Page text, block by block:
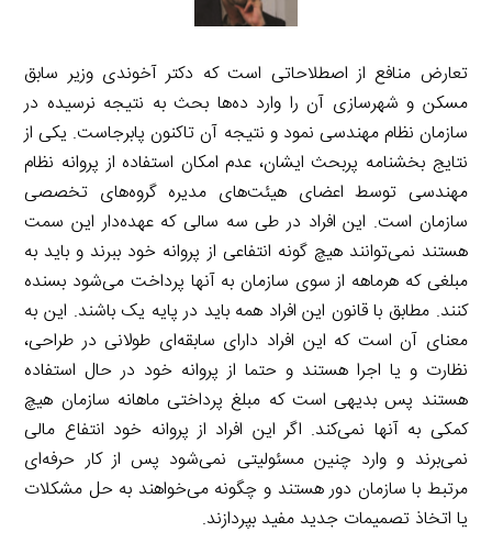
تعارض منافع از اصطلاحاتی است که دکتر آخوندی وزیر سابق
مسکن و شهرسازی آن را وارد ده‌ها بحث به نتیجه نرسیده در
سازمان نظام مهندسی نمود و نتیجه آن تاکنون پابرجاست. یکی از
نتایج بخشنامه پربحث ایشان، عدم امکان استفاده از پروانه نظام
مهندسی توسط اعضای هیئت‌های مدیره گروه‌های تخصصی
سازمان است. این افراد در طی سه سالی که عهده‌دار این سمت
هستند نمی‌توانند هیچ گونه انتفاعی از پروانه خود ببرند و باید به
مبلغی که هرماهه از سوی سازمان به آنها پرداخت می‌شود بسنده
کنند. مطابق با قانون این افراد همه باید در پایه یک باشند. این به
معنای آن است که این افراد دارای سابقه‌ای طولانی در طراحی،
نظارت و یا اجرا هستند و حتما از پروانه خود در حال استفاده
هستند پس بدیهی است که مبلغ پرداختی ماهانه سازمان هیچ
کمکی به آنها نمی‌کند. اگر این افراد از پروانه خود انتفاع مالی
نمی‌برند و وارد چنین مسئولیتی نمی‌شود پس از کار حرفه‌ای
مرتبط با سازمان دور هستند و چگونه می‌خواهند به حل مشکلات
یا اتخاذ تصمیمات جدید مفید بپردازند.